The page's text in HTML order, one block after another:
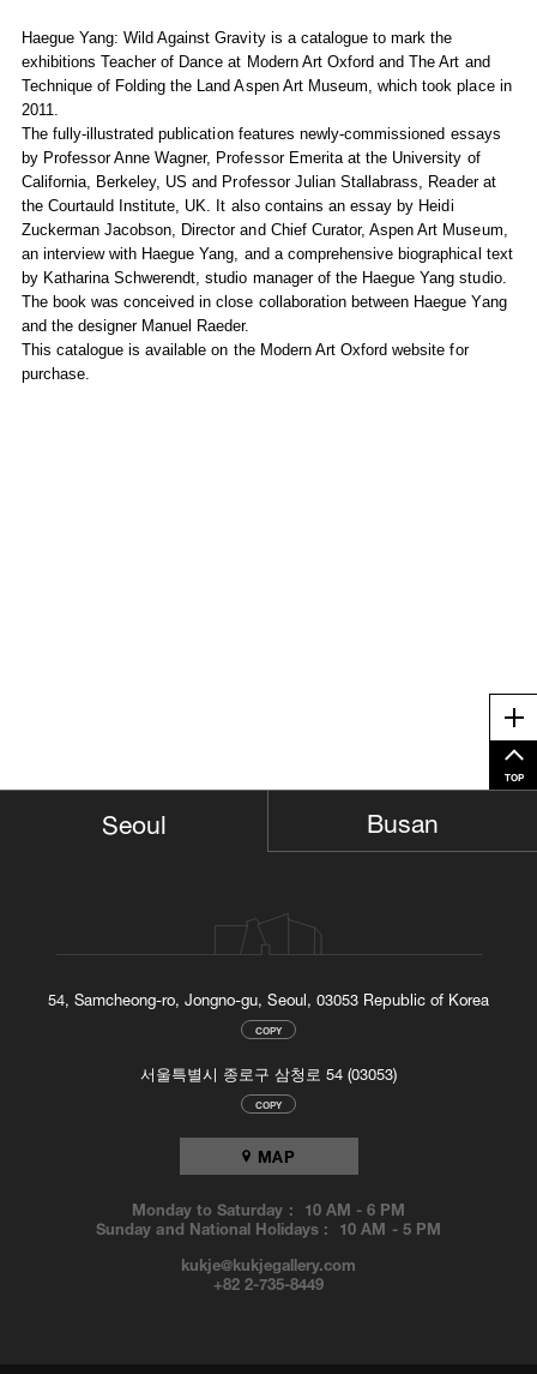
Haegue Yang: Wild Against Gravity is a catalogue to mark the
exhibitions Teacher of Dance at Modern Art Oxford and The Art and
Technique of Folding the Land Aspen Art Museum, which took place in
2011.
The fully-illustrated publication features newly-commissioned essays
by Professor Anne Wagner, Professor Emerita at the University of
California, Berkeley, US and Professor Julian Stallabrass, Reader at
the Courtauld Institute, UK. It also contains an essay by Heidi
Zuckerman Jacobson, Director and Chief Curator, Aspen Art Museum,
an interview with Haegue Yang, and a comprehensive biographical text
by Katharina Schwerendt, studio manager of the Haegue Yang studio.
The book was conceived in close collaboration between Haegue Yang
and the designer Manuel Raeder.
This catalogue is available on the Modern Art Oxford website for
purchase.
TOP
Seoul
54, Samcheong-ro, Jongno-gu, Seoul, 03053 Republic of Korea
COPY
서울특별시 종로구 삼청로 54 (03053)
COPY
MAP
Monday to Saturday : 10 AM -6 PM
Sunday and National Holidays : 10 AM -5 PM
kukje@kukjegallery.com
+82 2-735-8449
Busan